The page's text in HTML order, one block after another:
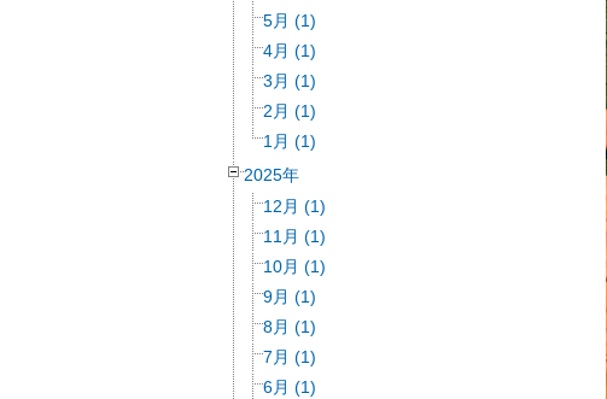
5月 (1)
4月 (1)
3月 (1)
2月 (1)
1月 (1)
2025年
12月 (1)
11月 (1)
10月 (1)
9月 (1)
8月 (1)
7月 (1)
6月 (1)